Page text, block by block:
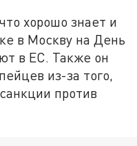
хорошо знает и
в Москву на День
в ЕС. Также он
из-за того,
против